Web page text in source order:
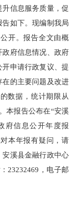
信息服务质量， 促
如下。现编制我局
开。报告全文由概
府信息情况、政府
申请行政复议、提
的主要问题及改进
数据， 统计期限从
本报告公布在“安溪
府信息公开年度报
本年报有疑问，请
溪县金融行政中心
23232469，电子邮